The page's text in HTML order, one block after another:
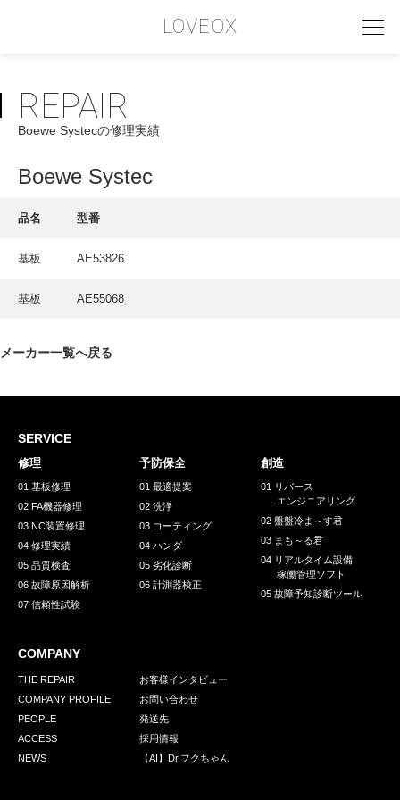
LOVEOX
PHILOSOPHY
フィロソフィー
COMPANY PROFILE
INTERVIEW
GREEN CHALLENGE
環境への取り組み
お問い合わせ 発送先
REPAIR
Boewe Systecの修理実績
Boewe Systec
品名 型番
基板 AE53826
基板 AE55068
メーカー一覧へ戻る
SERVICE
修理
01 基板修理
02 FA機器修理
03 NC装置修理
04 修理実績
05 品質検査
06 故障原因解析
07 信頼性試験
予防保全
01 最適提案
02 洗浄
03 コーティング
04 ハンダ
05 劣化診断
06 計測器校正
創造
01 リバース
エンジニアリング
02 盤盤冷ま～す君
03 まも～る君
04 リアルタイム設備
稼働管理ソフト
05 故障予知診断ツール
COMPANY
THE REPAIR
COMPANY PROFILE
PEOPLE
ACCESS
NEWS
お客様インタビュー
お問い合わせ
発送先
採用情報
【AI】Dr.フクちゃん